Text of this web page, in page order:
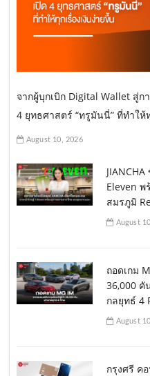
จากผู้บุกเบิก Digital Wallet สู่ก
4 ยุทธศาสตร์ “ทรูมันนี่” ที่ทำให้
August 10, 2026
Eleven พ
สมรภูมิ
August
ถอดเกม
36,000 คั
กลยุทธ์ 4
August
กรุงศรี ค